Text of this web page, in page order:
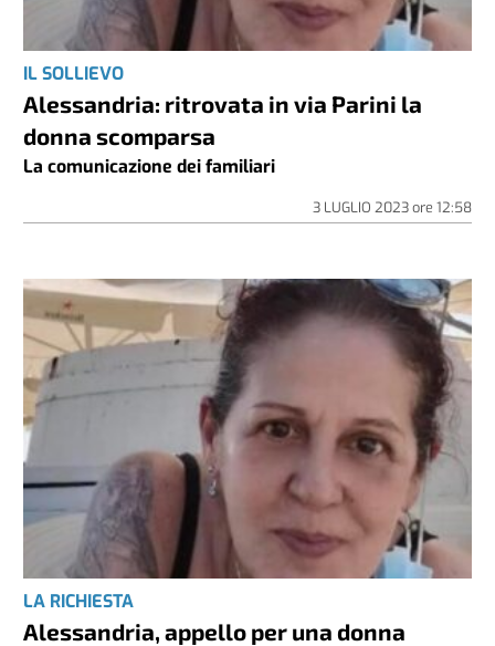
IL SOLLIEVO
Alessandria: ritrovata in via Parini la
donna scomparsa
La comunicazione dei familiari
3 LUGLIO 2023ore 12:58
LA RICHIESTA
Alessandria, appello per una donna